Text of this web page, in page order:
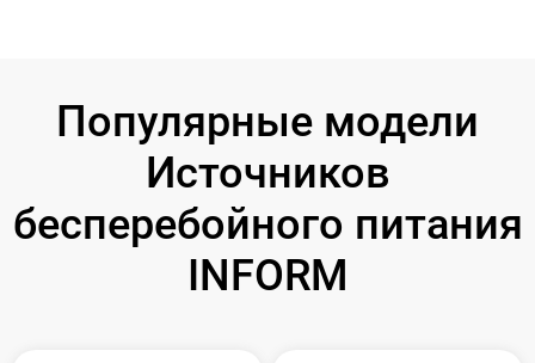
Популярные модели
Источников
бесперебойного питания
INFORM